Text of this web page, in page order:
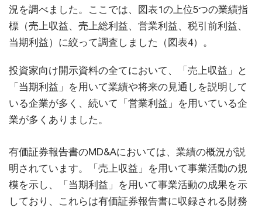
況を調べました。ここでは、図表1の上位5つの業績指
標（売上収益、売上総利益、営業利益、税引前利益、
当期利益）に絞って調査しました（図表4）。
投資家向け開示資料の全てにおいて、「売上収益」と
「当期利益」を用いて業績や将来の見通しを説明して
いる企業が多く、続いて「営業利益」を用いている企
業が多くありました。
有価証券報告書のMD&Aにおいては、業績の概況が説
明されています。「売上収益」を用いて事業活動の規
模を示し、「当期利益」を用いて事業活動の成果を示
しており、これらは有価証券報告書に収録される財務